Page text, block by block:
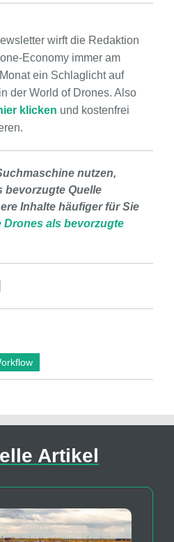
wirft die Redaktion
Economy immer am
ein Schlaglicht auf
der World of Drones. Also
klicken und kostenfrei
nutzen,
bevorzugte Quelle
Inhalte häufiger für Sie
Drones als bevorzugte
Artikel